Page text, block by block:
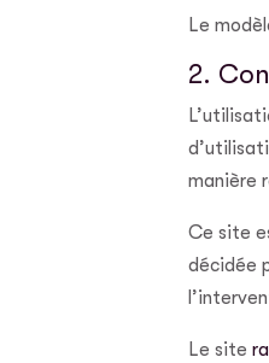
Le
2.
manière
Ce site
décidée
Le site